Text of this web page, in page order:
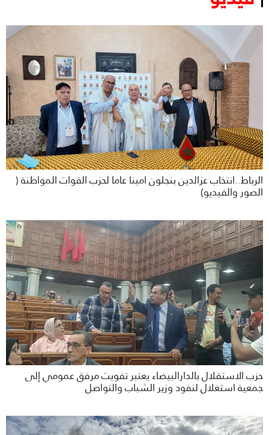
الرباط..انتخاب عزالدين بنجلون امينا عاما لحزب القوات المواطنة (
الصور والفيديو)
حزب الاستقلال بالدارالبيضاء يعتبر تفويت مرفق عمومي إلى
جمعية استغلال لنفود وزير الشباب والتواصل